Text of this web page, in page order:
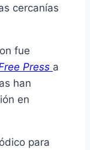
cercanías
fue
Press a
han
en
para